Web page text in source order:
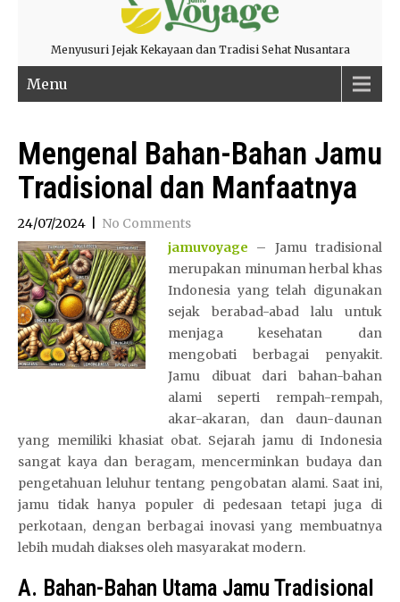
Menyusuri Jejak Kekayaan dan Tradisi Sehat Nusantara
Menu
Mengenal Bahan-Bahan Jamu
Tradisional dan Manfaatnya
24/07/2024
No Comments
jamuvoyage – Jamu tradisional
merupakan minuman herbal khas
Indonesia yang telah digunakan
sejak berabad-abad lalu untuk
menjaga kesehatan dan
mengobati berbagai penyakit.
Jamu dibuat dari bahan-bahan
alami seperti rempah-rempah,
akar-akaran, dan daun-daunan
yang memiliki khasiat obat. Sejarah jamu di Indonesia
sangat kaya dan beragam, mencerminkan budaya dan
pengetahuan leluhur tentang pengobatan alami. Saat ini,
jamu tidak hanya populer di pedesaan tetapi juga di
perkotaan, dengan berbagai inovasi yang membuatnya
lebih mudah diakses oleh masyarakat modern.
A. Bahan-Bahan Utama Jamu Tradisional